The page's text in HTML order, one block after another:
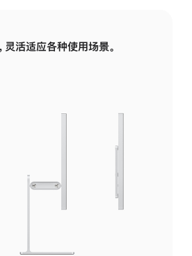
灵活适应各种使用场景。